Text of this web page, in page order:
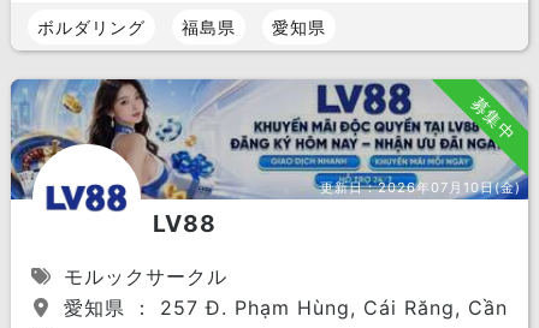
ボルダリング 福島県 愛知県
募集中
更新日：2026年07月10日(金)
LV88
モルックサークル
愛知県 ： 257 Đ. Phạm Hùng, Cái Răng, Cần